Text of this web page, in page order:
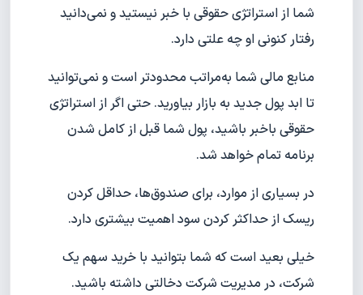
شما از استراتژی حقوقی با خبر نیستید و نمی‌دانید
رفتار کنونی او چه علتی دارد.
منابع مالی شما به‌مراتب محدودتر است و نمی‌توانید
تا ابد پول جدید به بازار بیاورید. حتی اگر از استراتژی
حقوقی باخبر باشید، پول شما قبل از کامل شدن
برنامه تمام خواهد شد.
در بسیاری از موارد، برای صندوق‌ها، حداقل کردن
ریسک از حداکثر کردن سود اهمیت بیشتری دارد.
خیلی بعید است که شما بتوانید با خرید سهم یک
شرکت، در مدیریت شرکت دخالتی داشته باشید.